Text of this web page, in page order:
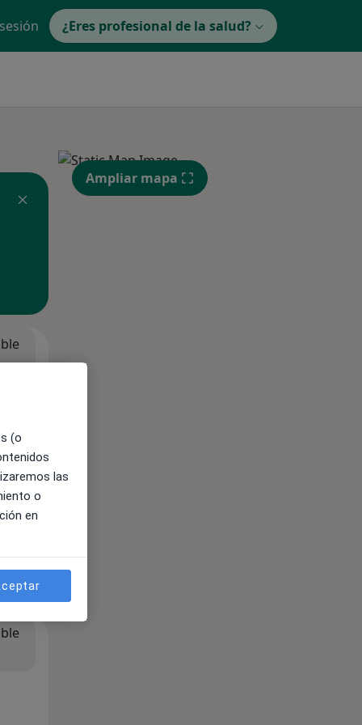
¿Eres profesional de la salud?
Ampliar mapa
(o
las
o
en